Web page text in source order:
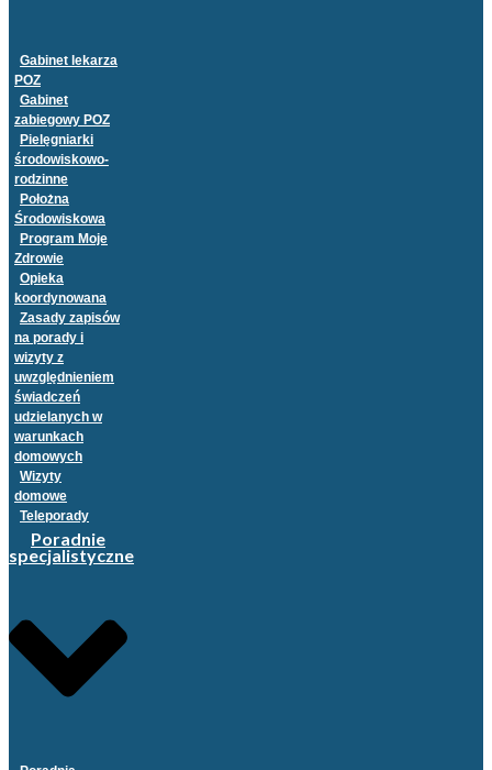
Gabinet lekarza
POZ
Gabinet
zabiegowy POZ
Pielęgniarki
środowiskowo-
rodzinne
Położna
Środowiskowa
Program Moje
Zdrowie
Opieka
koordynowana
Zasady zapisów
na porady i
wizyty z
uwzględnieniem
świadczeń
udzielanych w
warunkach
domowych
Wizyty
domowe
Teleporady
Poradnie
specjalistyczne